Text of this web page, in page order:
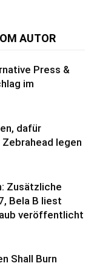
AUTOR
Press &
im
dafür
legen
Zusätzliche
Bela B liest
veröffentlicht
Shall Burn